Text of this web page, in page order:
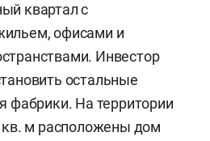
квартал с
офисами и
Инвестор
остальные
фабрики. На территории
м расположены дом